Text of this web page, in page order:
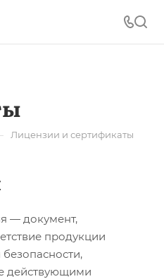
Лицензии и сертификаты
— документ,
продукции
действующими